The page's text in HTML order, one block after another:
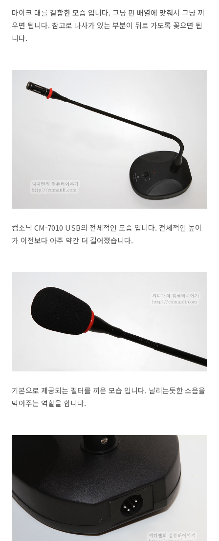
마이크 대를 결합한 모습 입니다. 그냥 핀 배열에 맞춰서 그냥 끼
우면 됩니다. 참고로 나사가 있는 부분이 뒤로 가도록 꽂으면 됩
니다.
컴소닉 CM-7010 USB의 전체적인 모습 입니다. 전체적인 높이
가 이전보다 아주 약간 더 길어졌습니다.
기본으로 제공되는 필터를 끼운 모습 입니다. 날리는듯한 소음을
막아주는 역할을 합니다.